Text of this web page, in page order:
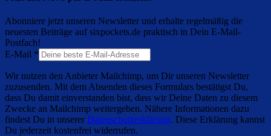
Abonniere jetzt unseren Newsletter und erhalte regelmäßig die
neuesten Beiträge auf sixpockets.de praktisch in Dein E-Mail-
Postfach!
E-Mail *
Wir nutzen den Anbieter Mailchimp, um Dir unseren Newsletter
zuzusenden. Mit dem Absenden dieses Formulars bestätigst Du,
dass Du damit einverstanden bist, dass wir Deine Daten zu diesem
Zwecke an Mailchimp weitergeben. Nähere Informationen dazu
findest Du in unsererDatenschutzerklärung. Diese Erklärung kannst
Du jederzeit kostenfrei widerrufen.